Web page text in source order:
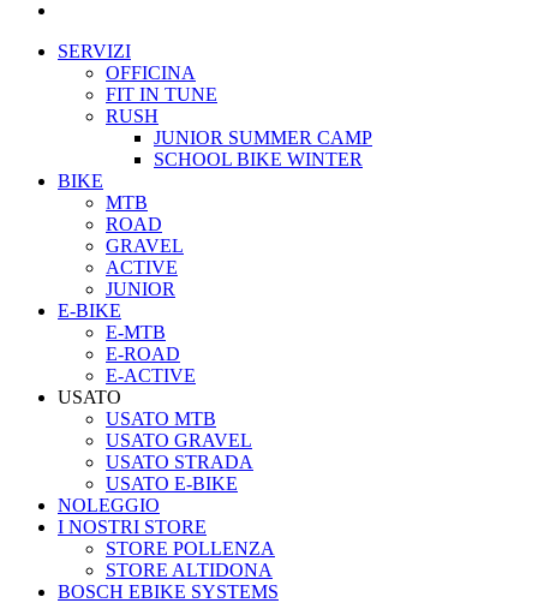
SERVIZI
OFFICINA
FIT IN TUNE
RUSH
JUNIOR SUMMER CAMP
SCHOOL BIKE WINTER
BIKE
MTB
ROAD
GRAVEL
ACTIVE
JUNIOR
E-BIKE
E-MTB
E-ROAD
E-ACTIVE
USATO
USATO MTB
USATO GRAVEL
USATO STRADA
USATO E-BIKE
NOLEGGIO
I NOSTRI STORE
STORE POLLENZA
STORE ALTIDONA
BOSCH EBIKE SYSTEMS